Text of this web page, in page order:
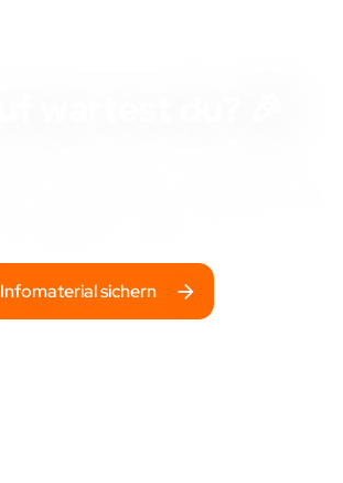
Infomaterial sichern